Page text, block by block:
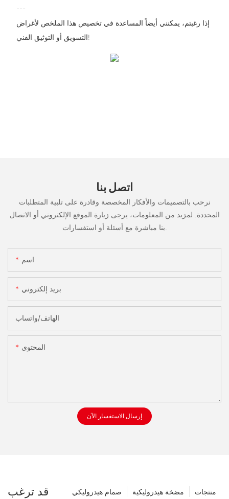
---
إذا رغبتم، يمكنني أيضاً المساعدة في تخصيص هذا الملخص لأغراض
التسويق أو التوثيق الفني!
اتصل بنا
نرحب بالتصميمات والأفكار المخصصة وقادرة على تلبية المتطلبات
المحددة. لمزيد من المعلومات، يرجى زيارة الموقع الإلكتروني أو الاتصال
اسم
بريد إلكتروني
الهاتف/واتساب
المحتوى
إرسال الاستفسار الآن
قد ترغب منتجات مضخة هيدروليكية صمام هيدروليكي